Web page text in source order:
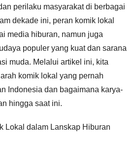
perilaku masyarakat di berbagai
dekade ini, peran komik lokal
media hiburan, namun juga
populer yang kuat dan sarana
muda. Melalui artikel ini, kita
komik lokal yang pernah
Indonesia dan bagaimana karya-
hingga saat ini.
Lokal dalam Lanskap Hiburan